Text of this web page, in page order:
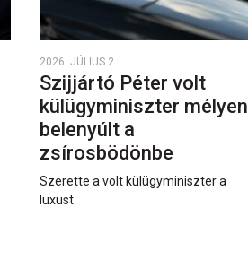
2026. JÚLIUS 2.
Szijjártó Péter volt
külügyminiszter mélyen
belenyúlt a
zsírosbödönbe
Szerette a volt külügyminiszter a
luxust.